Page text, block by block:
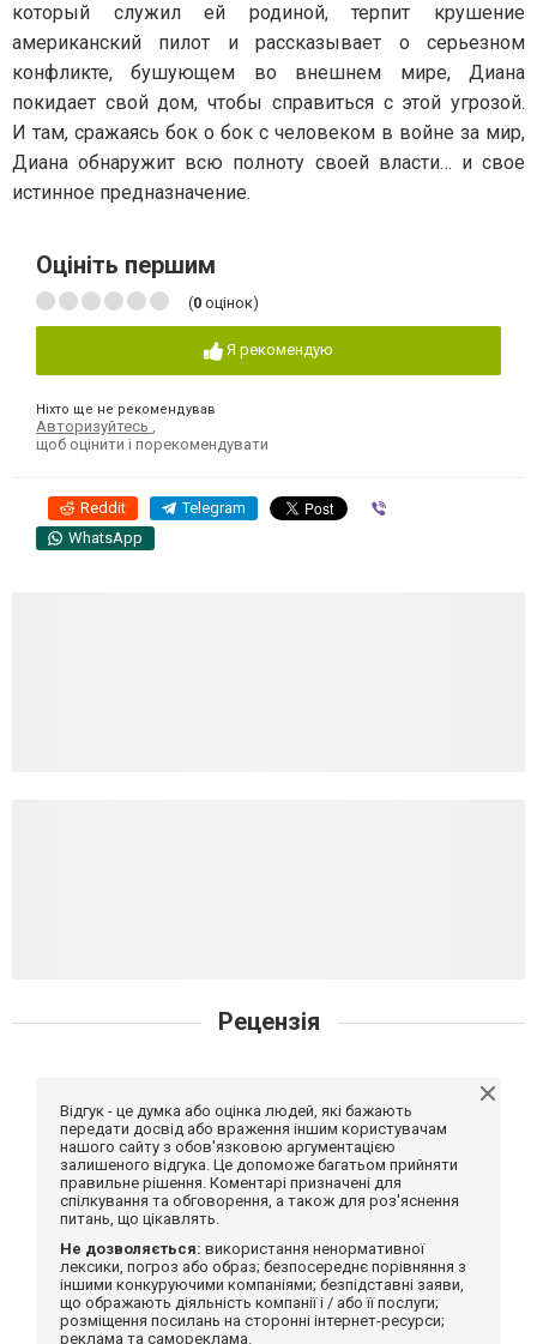
который служил ей родиной, терпит крушение
американский пилот и рассказывает о серьезном
конфликте, бушующем во внешнем мире, Диана
покидает свой дом, чтобы справиться с этой угрозой.
И там, сражаясь бок о бок с человеком в войне за мир,
Диана обнаружит всю полноту своей власти… и свое
истинное предназначение.
Оцініть першим
(0 оцінок)
Я рекомендую
Ніхто ще не рекомендував
Авторизуйтесь
щоб оцінити і порекомендувати
Reddit Telegram
WhatsApp
Рецензія
Відгук - це думка або оцінка людей, які бажають
передати досвід або враження іншим користувачам
нашого сайту з обов'язковою аргументацією
залишеного відгука. Це допоможе багатьом прийняти
правильне рішення. Коментарі призначені для
спілкування та обговорення, а також для роз'яснення
питань, що цікавлять.
Не дозволяється: використання ненормативної
лексики, погроз або образ; безпосереднє порівняння з
іншими конкуруючими компаніями; безпідставні заяви,
що ображають діяльність компанії і / або її послуги;
розміщення посилань на сторонні інтернет-ресурси;
реклама та самореклама.